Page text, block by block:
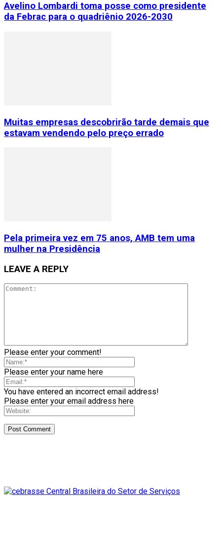
Avelino Lombardi toma posse como presidente
da Febrac para o quadriênio 2026-2030
Muitas empresas descobrirão tarde demais que
estavam vendendo pelo preço errado
Pela primeira vez em 75 anos, AMB tem uma
mulher na Presidência
LEAVE A REPLY
Please enter your comment!
Please enter your name here
You have entered an incorrect email address!
Please enter your email address here